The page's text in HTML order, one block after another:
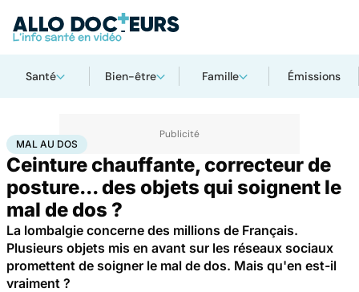
Santé Bien-être Famille Émissions
AccueilSantéBobos du quotidien Mal au dos
MAL AU DOS
Ceinture chauffante, correcteur de
posture... des objets qui soignent le
mal de dos ?
La lombalgie concerne des millions de Français.
Plusieurs objets mis en avant sur les réseaux sociaux
promettent de soigner le mal de dos. Mais qu'en est-il
vraiment ?